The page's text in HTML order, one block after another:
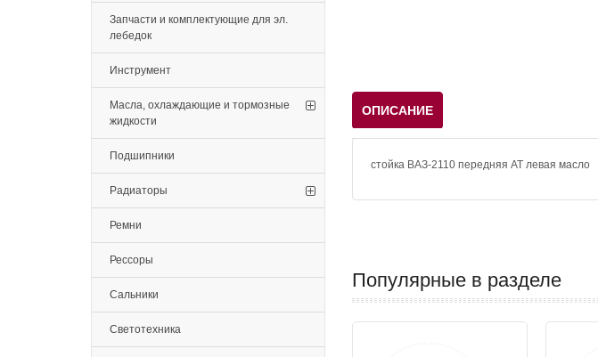
Запчасти и комплектующие для эл.
лебедок
Инструмент
Масла, охлаждающие и тормозные
жидкости
Подшипники
Радиаторы
Ремни
Рессоры
Сальники
Светотехника
ОПИСАНИЕ
стойка ВАЗ-2110 передняя AT левая масло
Популярные в разделе